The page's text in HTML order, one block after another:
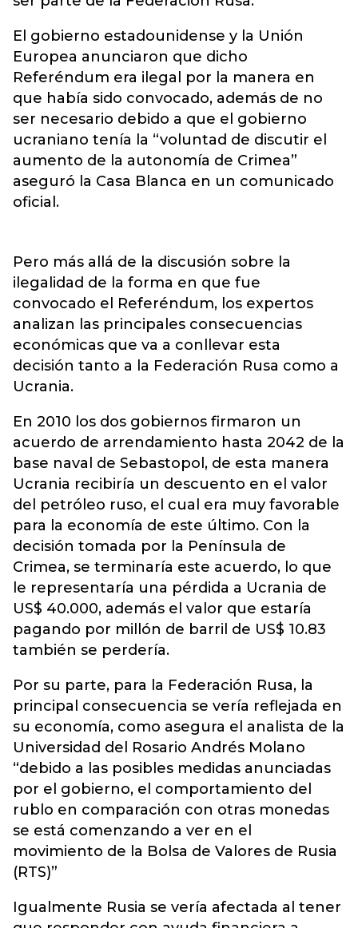
El gobierno estadounidense y la Unión
Europea anunciaron que dicho
Referéndum era ilegal por la manera en
que había sido convocado, además de no
ser necesario debido a que el gobierno
ucraniano tenía la “voluntad de discutir el
aumento de la autonomía de Crimea”
aseguró la Casa Blanca en un comunicado
oficial.
Pero más allá de la discusión sobre la
ilegalidad de la forma en que fue
convocado el Referéndum, los expertos
analizan las principales consecuencias
económicas que va a conllevar esta
decisión tanto a la Federación Rusa como a
Ucrania.
En 2010 los dos gobiernos firmaron un
acuerdo de arrendamiento hasta 2042 de la
base naval de Sebastopol, de esta manera
Ucrania recibiría un descuento en el valor
del petróleo ruso, el cual era muy favorable
para la economía de este último. Con la
decisión tomada por la Península de
Crimea, se terminaría este acuerdo, lo que
le representaría una pérdida a Ucrania de
US$ 40.000, además el valor que estaría
pagando por millón de barril de US$ 10.83
también se perdería.
Por su parte, para la Federación Rusa, la
principal consecuencia se vería reflejada en
su economía, como asegura el analista de la
Universidad del Rosario Andrés Molano
“debido a las posibles medidas anunciadas
por el gobierno, el comportamiento del
rublo en comparación con otras monedas
se está comenzando a ver en el
movimiento de la Bolsa de Valores de Rusia
(RTS)”
Igualmente Rusia se vería afectada al tener